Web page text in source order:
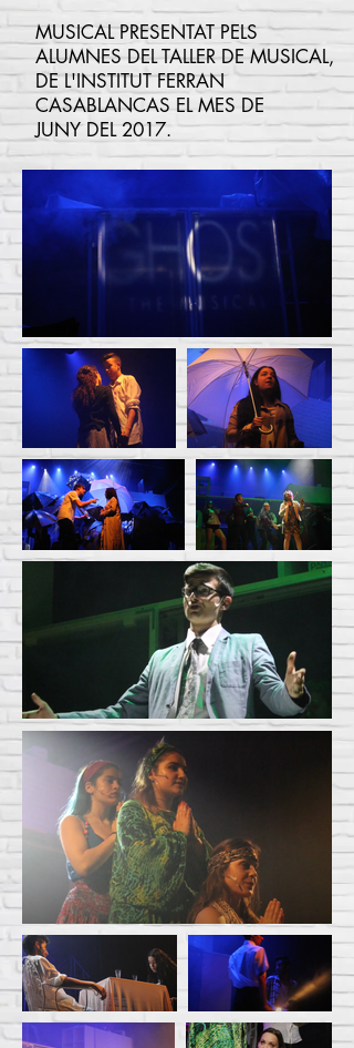
MUSICAL PRESENTAT PELS
ALUMNES DEL TALLER DE MUSICAL,
DE L'INSTITUT FERRAN
CASABLANCAS EL MES DE
JUNY DEL 2017.